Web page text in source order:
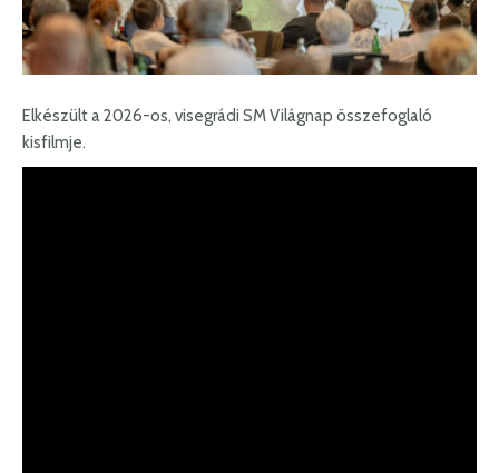
Elkészült a 2026-os, visegrádi SM Világnap összefoglaló
kisfilmje.